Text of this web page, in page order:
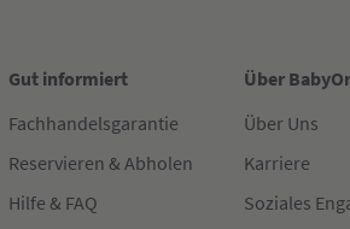
Gut informiert
Fachhandelsgarantie
Reservieren & Abholen
Hilfe & FAQ
Über
Über Uns
Karriere
Soziales